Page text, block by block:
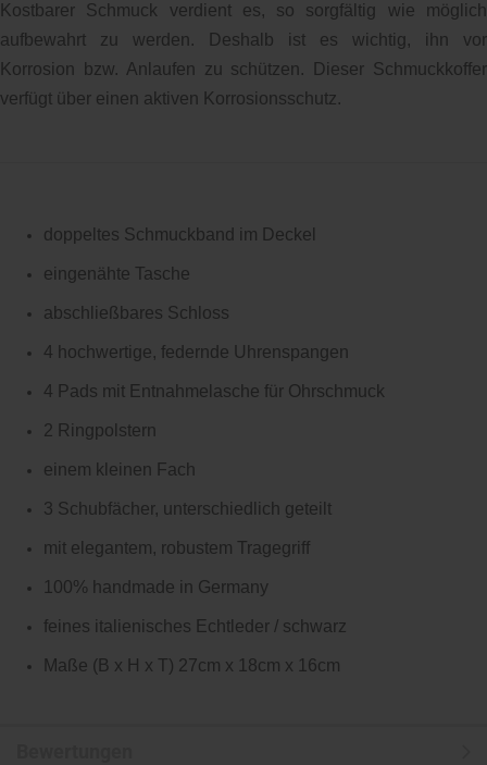
Kostbarer Schmuck verdient es, so sorgfältig wie möglich
aufbewahrt zu werden. Deshalb ist es wichtig, ihn vor
Korrosion bzw. Anlaufen zu schützen. Dieser Schmuckkoffer
verfügt über einen aktiven Korrosionsschutz.
doppeltes Schmuckband im Deckel
eingenähte Tasche
abschließbares Schloss
4 hochwertige, federnde Uhrenspangen
4 Pads mit Entnahmelasche für Ohrschmuck
2 Ringpolstern
einem kleinen Fach
3 Schubfächer, unterschiedlich geteilt
mit elegantem, robustem Tragegriff
100% handmade in Germany
feines italienisches Echtleder / schwarz
Maße (B x H x T) 27cm x 18cm x 16cm